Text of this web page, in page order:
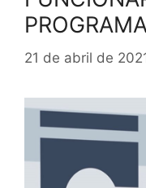
21 de abril de